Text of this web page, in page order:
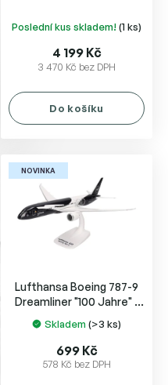
Poslední kus skladem! (1 ks)
3 470 Kč bez DPH
4 199 Kč
Do košíku
NOVINKA
Lufthansa Boeing 787-9
Dreamliner "100 Jahre" -
D-ABPU "Berlin"
Průměrné
hodnocení
produktu
Skladem (>3 ks)
578 Kč bez DPH
699 Kč